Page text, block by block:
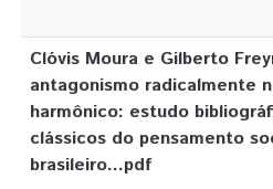
Clóvis Moura e Gilberto
antagonismo radicalmente
harmônico: estudo
clássicos do pensamento
brasileiro...pdf